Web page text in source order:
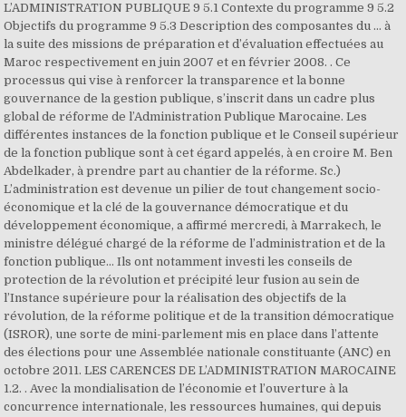
L’ADMINISTRATION PUBLIQUE 9 5.1 Contexte du programme 9 5.2
Objectifs du programme 9 5.3 Description des composantes du ... à
la suite des missions de préparation et d’évaluation effectuées au
Maroc respectivement en juin 2007 et en février 2008. . Ce
processus qui vise à renforcer la transparence et la bonne
gouvernance de la gestion publique, s’inscrit dans un cadre plus
global de réforme de l’Administration Publique Marocaine. Les
différentes instances de la fonction publique et le Conseil supérieur
de la fonction publique sont à cet égard appelés, à en croire M. Ben
Abdelkader, à prendre part au chantier de la réforme. Sc.)
L’administration est devenue un pilier de tout changement socio-
économique et la clé de la gouvernance démocratique et du
développement économique, a affirmé mercredi, à Marrakech, le
ministre délégué chargé de la réforme de l’administration et de la
fonction publique… Ils ont notamment investi les conseils de
protection de la révolution et précipité leur fusion au sein de
l’Instance supérieure pour la réalisation des objectifs de la
révolution, de la réforme politique et de la transition démocratique
(ISROR), une sorte de mini-parlement mis en place dans l’attente
des élections pour une Assemblée nationale constituante (ANC) en
octobre 2011. LES CARENCES DE L’ADMINISTRATION MAROCAINE
1.2. . Avec la mondialisation de l’économie et l’ouverture à la
concurrence internationale, les ressources humaines, qui depuis